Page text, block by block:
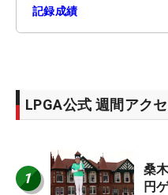
記録成績
LPGA公式 週間アク
1
桑
円